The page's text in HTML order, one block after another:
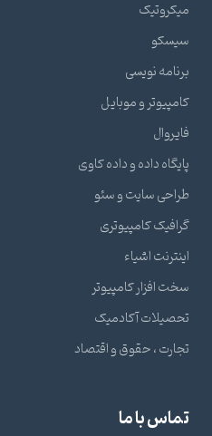
میکروتیک
سیسکو
برنامه نویسی
کامپیوتر و موبایل
فایروال
پایگاه داده و داده کاوی
طراحی سایت و سئو
گرافیک کامپیوتری
اینترنت اشیاء
سخت افزار کامپیوتر
تحصیلات آکادمیک
تجارت ، حقوق و اقتصاد
تماس با ما